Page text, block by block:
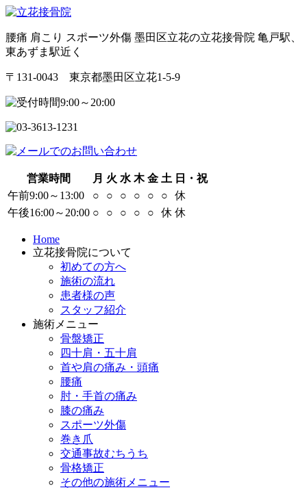
腰痛 肩こり スポーツ外傷 墨田区立花の立花接骨院 亀戸駅、
東あずま駅近く
〒131-0043 東京都墨田区立花1-5-9
営業時間 月 火 水 木 金 土 日・祝
午前9:00～13:00
○ ○ ○ ○ ○ ○
休
午後16:00～20:00 ○ ○ ○ ○ ○ 休 休
Home
立花接骨院について
初めての方へ
施術の流れ
患者様の声
スタッフ紹介
施術メニュー
骨盤矯正
四十肩・五十肩
首や肩の痛み・頭痛
腰痛
肘・手首の痛み
膝の痛み
スポーツ外傷
巻き爪
交通事故むちうち
骨格矯正
その他の施術メニュー